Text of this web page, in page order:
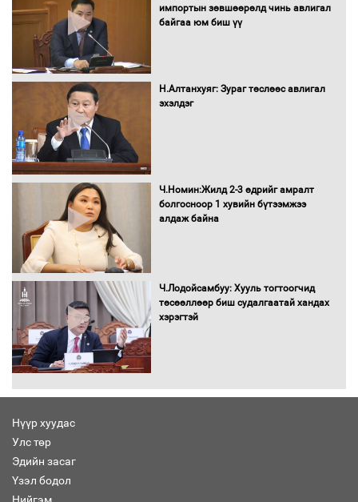
орчныг бүрдүүллээ
баримт
импортын зөвшөөрөлд чинь авлигал
байгаа юм биш үү
Н.Алтанхуяг: Зураг төслөөс авлигал
эхэлдэг
Ч.Номин:Жилд 2-3 өдрийг амралт
болгосноор 1 хувийн бүтээмжээ
алдаж байна
Ч.Лодойсамбуу: Хууль тогтоогчид
төсөөллөөр биш судалгаатай хандах
хэрэгтэй
Нүүр хуудас
Улс төр
Эдийн засаг
Үзэл бодол